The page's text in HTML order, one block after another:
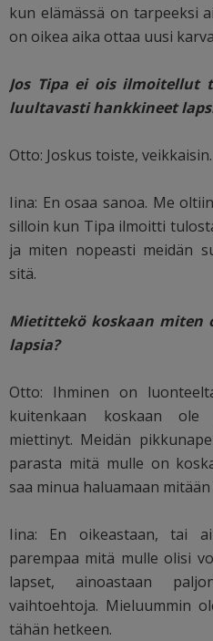
kun elämässä on tarpeeksi
on oikea aika ottaa uusi
Jos Tipa ei ois ilmoitellut
luultavasti hankkineet
Otto: Joskus toiste, veikkaisin.
Iina: En osaa sanoa. Me
silloin kun Tipa ilmoitti
ja miten nopeasti meidän
sitä.
Mietittekö koskaan miten
lapsia?
Otto: Ihminen on
kuitenkaan koskaan
miettinyt. Meidän
parasta mitä mulle on
saa minua haluamaan
Iina: En oikeastaan, tai
parempaa mitä mulle olisi
lapset, ainoastaan
vaihtoehtoja. Mieluummin
tähän hetkeen.